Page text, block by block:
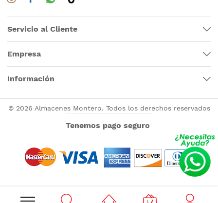
Servicio al Cliente
Empresa
Información
© 2026 Almacenes Montero. Todos los derechos reservados
Tenemos pago seguro